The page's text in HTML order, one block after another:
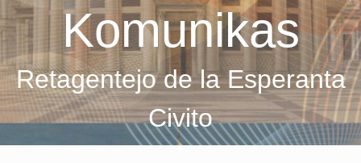
Komunikas
Retagentejo de la Esperanta
Civito